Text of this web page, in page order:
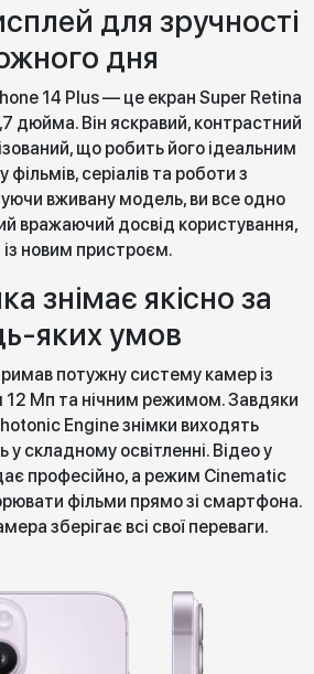
для зручності
дня
14 Plus — це екран Super Retina
дюйма. Він яскравий, контрастний
що робить його ідеальним
серіалів та роботи з
вживану модель, ви все одно
вражаючий досвід користування,
новим пристроєм.
знімає якісно за
яких умов
потужну систему камер із
Мп та нічним режимом. Завдяки
Engine знімки виходять
у складному освітленні. Відео у
професійно, а режим Cinematic
фільми прямо зі смартфона.
зберігає всі свої переваги.